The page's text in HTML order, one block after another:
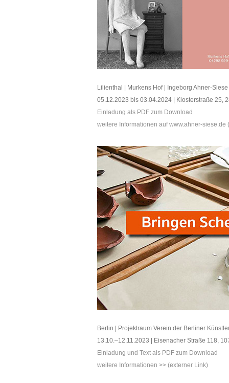
Lilienthal | Murkens Hof | Ingeborg Ahner-
05.12.2023 bis 03.04.2024 | Klosterstraße 25,
Einladung als PDF zum Download
weitere Informationen auf www.ahner-siese.de
Berlin | Projektraum Verein der Berliner
13.10.–12.11.2023 | Eisenacher Straße 118,
Einladung und Text als PDF zum Download
weitere Informationen >> (externer Link)